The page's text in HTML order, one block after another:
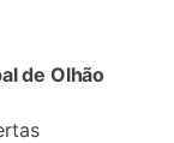
de Olhão